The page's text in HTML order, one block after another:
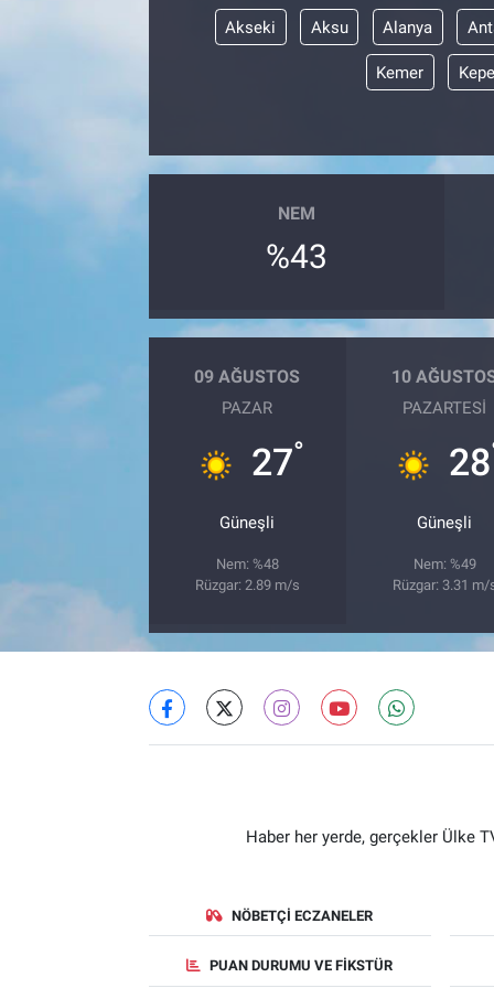
Akseki Aksu Alanya
Kemer
NEM
%43
09 AĞUSTOS
PAZAR
27°
Güneşli
Nem: %48
Rüzgar: 2.89 m/s
10
PAZARTESI
28
Güneşli
Nem: %49
Rüzgar: 3.31 m/
Haber her yerde, gerçekler Ülke
NÖBETÇI ECZANELER
PUAN DURUMU VE FIKSTÜR